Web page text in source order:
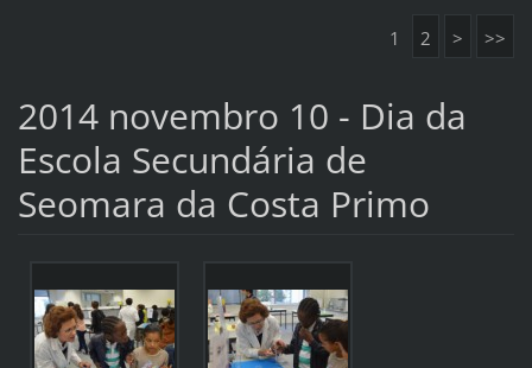
1 2 > >>
2014 novembro 10 - Dia da
Escola Secundária de
Seomara da Costa Primo